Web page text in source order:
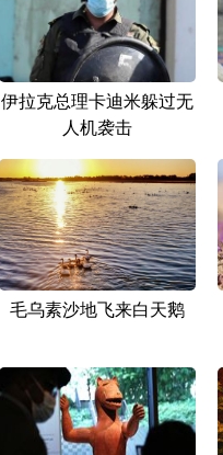
伊拉克总理卡迪米躲过无
人机袭击
毛乌素沙地飞来白天鹅